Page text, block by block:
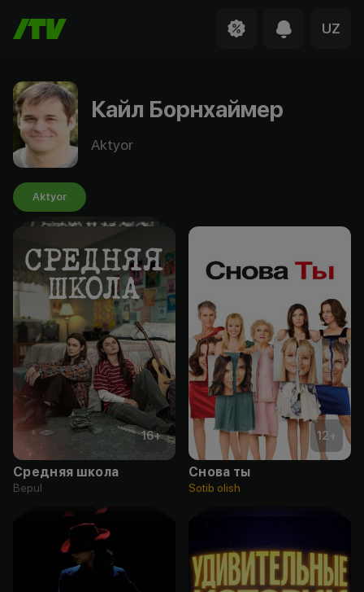
UZ
Кайл Борнхаймер
Aktyor
Aktyor
16+
Средняя школа
Bepul
12+
Снова ты
Sotib olish